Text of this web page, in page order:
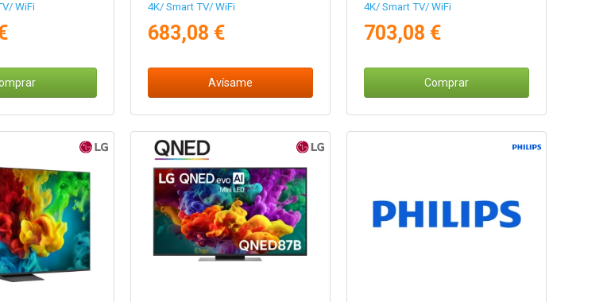
WiFi
4K/ Smart TV/ WiFi
683,08 €
Avísame
4K/ Smart TV/ WiFi
703,08 €
Comprar